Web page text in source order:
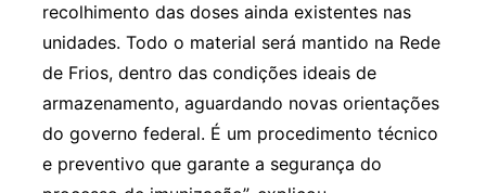
recolhimento das doses ainda existentes nas
unidades. Todo o material será mantido na Rede
de Frios, dentro das condições ideais de
armazenamento, aguardando novas orientações
do governo federal. É um procedimento técnico
e preventivo que garante a segurança do